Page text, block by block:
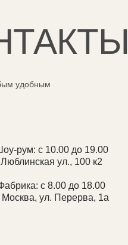
удобным
рум: с 10.00 до 19.00
Люблинская ул., 100 к2
с 8.00 до 18.00
Москва, ул. Перерва, 1а